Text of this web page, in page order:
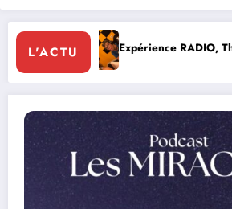
L'ACTU
RADIO, Thibault et Lou-Anne d’Olmeto